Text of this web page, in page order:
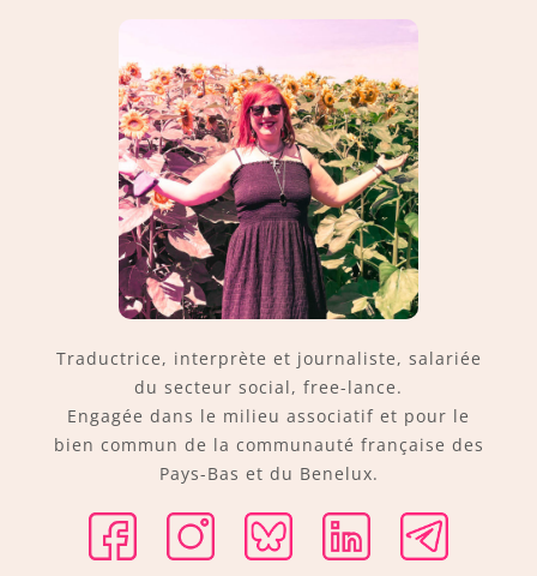
Traductrice, interprète et journaliste, salariée
du secteur social, free-lance.
Engagée dans le milieu associatif et pour le
bien commun de la communauté française des
Pays-Bas et du Benelux.